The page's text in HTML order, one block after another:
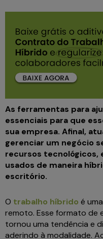
As ferramentas para
essenciais para que
sua empresa. Afinal,
gerenciar um negócio
recursos tecnológicos,
usados de maneira
escritório.
O trabalho híbrido é
remoto. Esse formato de
tornou uma tendência e
aderindo à modalidade.